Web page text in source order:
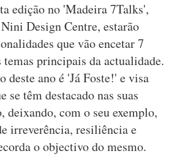
edição no 'Madeira 7Talks',
Design Centre, estarão
que vão encetar 7
temas principais da actualidade.
deste ano é 'Já Foste!' e visa
se têm destacado nas suas
deixando, com o seu exemplo,
irreverência, resiliência e
o objectivo do mesmo.